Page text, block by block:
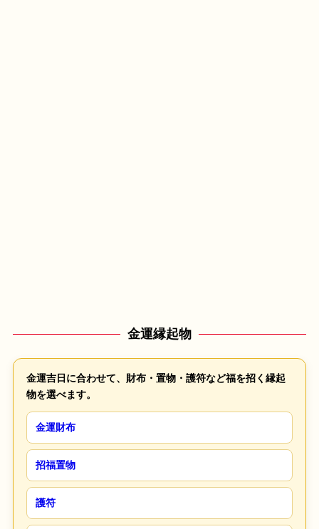
金運縁起物
金運吉日に合わせて、財布・置物・護符など福を招く縁起
物を選べます。
金運財布
招福置物
護符